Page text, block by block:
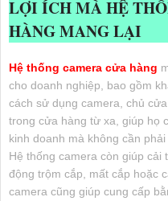
LỢI ÍCH MÀ HỆ
HÀNG MANG LẠI
Hệ thống camera cửa hàng
cho doanh nghiệp, bao gồm
cách sử dụng camera, chủ
trong cửa hàng từ xa, giúp họ
kinh doanh mà không cần
Hệ thống camera còn giúp cải
động trộm cắp, mất cắp hoặc
camera cũng giúp cung cấp